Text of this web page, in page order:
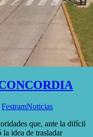
FestramNoticias
que, ante la difícil
idea de trasladar